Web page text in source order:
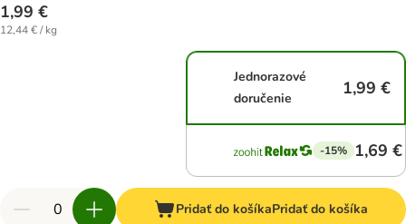
1,99 €
12,44 € / kg
Jednorazové
doručenie
1,99 €
-15% 1,69 €
Pridať do košíkaPridať do košíka